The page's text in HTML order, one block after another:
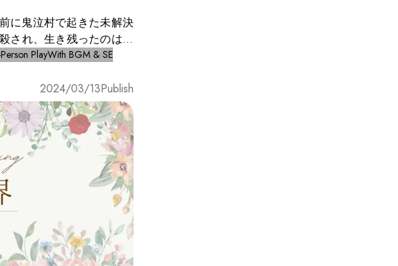
に鬼泣村で起きた未解決
され、生き残ったのは一
一言「鬼がみんなを殺
ようこ
探偵の百目鬼と申しま
あるわたくし百目鬼がほ
さまに未だ謎のままであ
だく倶楽部となります。
赤月の晩に村で何が起こ
かしてください。
PlayWith BGM & SE
2024/03/13Publish